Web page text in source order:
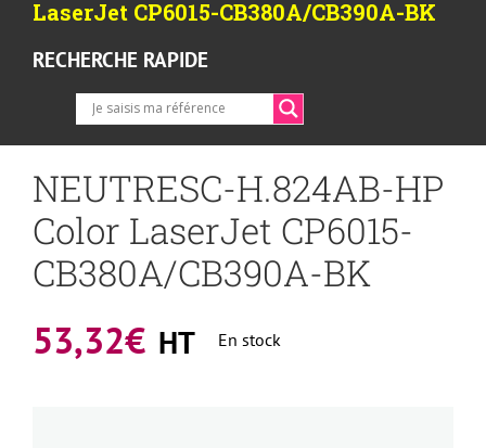
LaserJet CP6015-CB380A/CB390A-BK
RECHERCHE RAPIDE
NEUTRESC-H.824AB-HP
Color LaserJet CP6015-
CB380A/CB390A-BK
53,32€ HT En stock